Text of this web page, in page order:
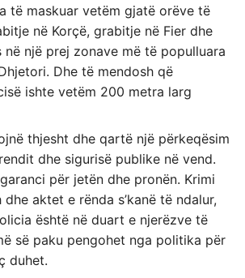
të maskuar vetëm gjatë orëve të
në Korçë, grabitje në Fier dhe
një prej zonave më të populluara
Dhe të mendosh që
ishte vetëm 200 metra larg
thjesht dhe qartë një përkeqësim
dhe sigurisë publike në vend.
për jetën dhe pronën. Krimi
aktet e rënda s’kanë të ndalur,
është në duart e njerëzve të
së paku pengohet nga politika për
duhet.